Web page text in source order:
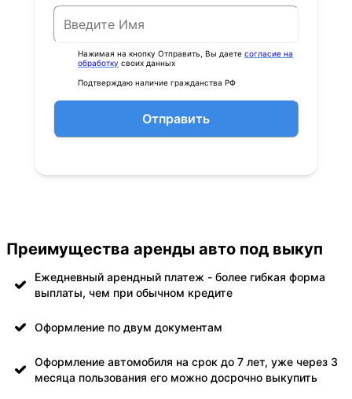
Нажимая на кнопку Отправить, Вы даете согласие на
обработку своих данных
Подтверждаю наличие гражданства РФ
Отправить
Преимущества аренды авто под выкуп
Ежедневный арендный платеж - более гибкая форма
выплаты, чем при обычном кредите
Оформление по двум документам
Оформление автомобиля на срок до 7 лет, уже через 3
месяца пользования его можно досрочно выкупить